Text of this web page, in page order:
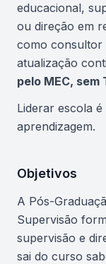
educacional,
ou direção em
como consultor
atualização
pelo MEC, sem
Liderar escola
aprendizagem.
Objetivos
A Pós-
Supervisão
supervisão e
sai do curso